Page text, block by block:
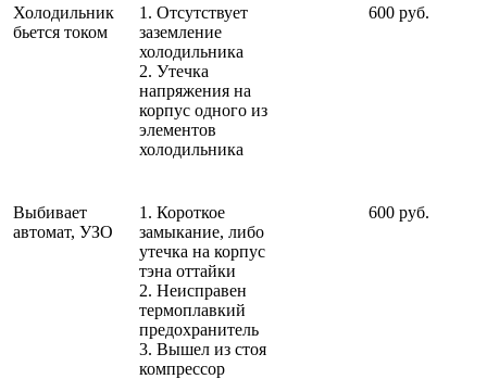
Холодильник
бьется током
1. Отсутствует
заземление
холодильника
2. Утечка
напряжения на
корпус одного из
элементов
холодильника
600 руб.
Выбивает
автомат, УЗО
1. Короткое
замыкание, либо
утечка на корпус
тэна оттайки
2. Неисправен
термоплавкий
предохранитель
3. Вышел из стоя
компрессор
600 руб.